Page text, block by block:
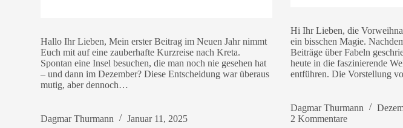
Hallo Ihr Lieben, Mein erster Beitrag im Neuen Jahr nimmt
Euch mit auf eine zauberhafte Kurzreise nach Kreta.
Spontan eine Insel besuchen, die man noch nie gesehen hat
– und dann im Dezember? Diese Entscheidung war überaus
mutig, aber dennoch…
Dagmar Thurmann Januar 11, 2025
Hi Ihr Lieben, die
ein bisschen Magie.
Beiträge über Fabeln
heute in die faszinierende
entführen. Die Vorstellung
Dagmar Thurmann
2 Kommentare